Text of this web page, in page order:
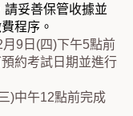
妥善保管收據並
程序。
9日(四)下午5點前
約考試日期並進行
)中午12點前完成